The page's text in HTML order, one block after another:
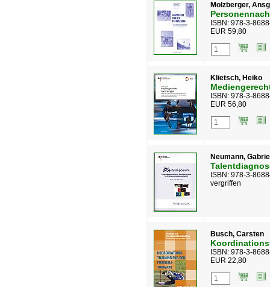
Molzberger,
ISBN: 978-3-
EUR 59,80
Klietsch, Heiko
ISBN: 978-3-
EUR 56,80
Neumann,
ISBN: 978-3-
vergriffen
Busch, Carsten
ISBN: 978-3-
EUR 22,80